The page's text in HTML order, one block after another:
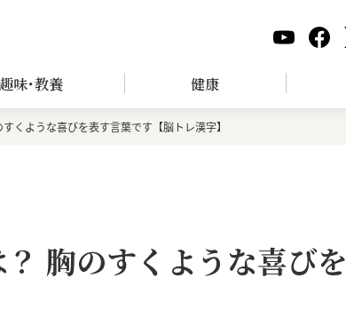
趣味･教養 健康
くような喜びを表す言葉です【脳トレ漢字】
胸のすくような喜びを